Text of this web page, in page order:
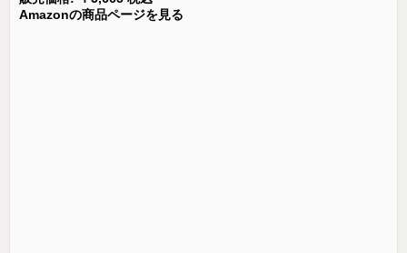
Amazonの商品ページを見る